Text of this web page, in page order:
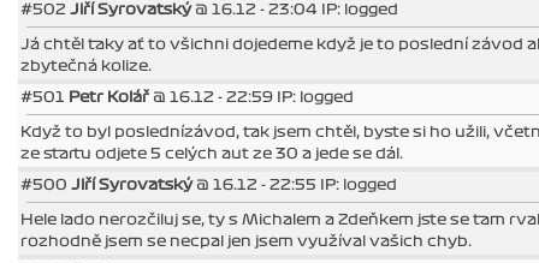
#502 Jiří Syrovatský@ 16.12 - 23:04 IP: logged
Já chtěl taky ať to všichni dojedeme když je to poslední závod
zbytečná kolize.
#501 Petr Kolář @ 16.12 - 22:59 IP: logged
Když to byl poslednízávod, tak jsem chtěl, byste si ho užili,
ze startu odjete 5 celých aut ze 30 a jede se dál.
#500 Jiří Syrovatský@ 16.12 - 22:55 IP: logged
Hele lado nerozčiluj se, ty s Michalem a Zdeňkem jste se tam
rozhodně jsem se necpal jen jsem využíval vašich chyb.